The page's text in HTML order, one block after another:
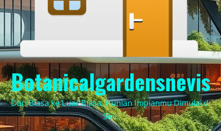
Botanicalgardensnevis
Dari Biasa ke Luar Biasa, Hunian Impianmu Dimulai di
Sini.